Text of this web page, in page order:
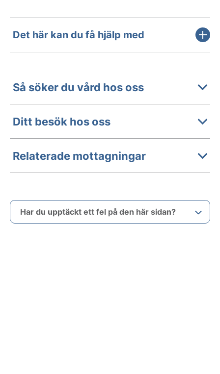
Det här kan du få hjälp med
Så söker du vård hos oss
Ditt besök hos oss
Relaterade mottagningar
Har du upptäckt ett fel på den här sidan?